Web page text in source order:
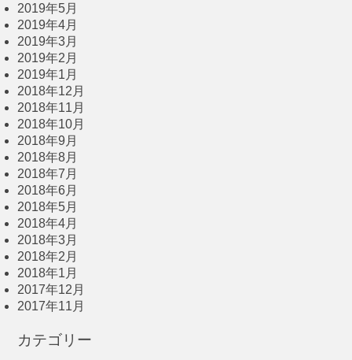
2019年5月
2019年4月
2019年3月
2019年2月
2019年1月
2018年12月
2018年11月
2018年10月
2018年9月
2018年8月
2018年7月
2018年6月
2018年5月
2018年4月
2018年3月
2018年2月
2018年1月
2017年12月
2017年11月
カテゴリー